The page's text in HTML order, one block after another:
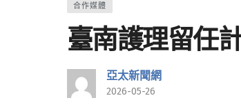
合作媒體
臺南護理留任
亞太新聞網
2026-05-26